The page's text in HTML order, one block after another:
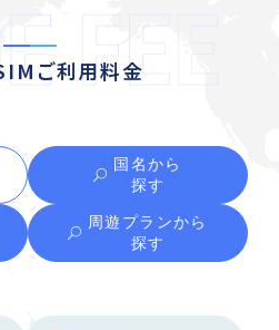
ご利用料金
国名から
探す
周遊プランから
探す